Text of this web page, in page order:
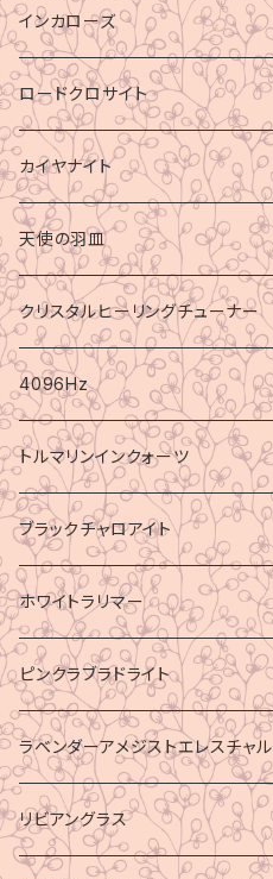
インカローズ
ロードクロサイト
カイヤナイト
天使の羽皿
クリスタルヒーリングチューナー
4096Hz
トルマリンインクォーツ
ブラックチャロアイト
ホワイトラリマー
ピンクラブラドライト
ラベンダーアメジストエレスチャル
リビアングラス